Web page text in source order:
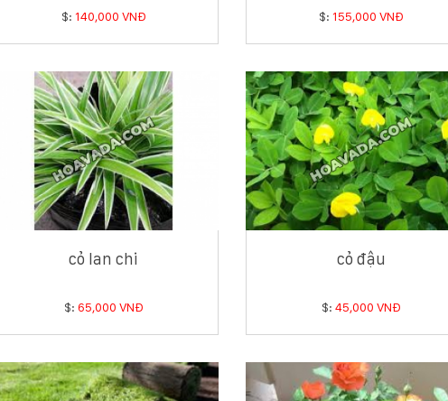
$: 140,000 VNĐ $: 155,000 VNĐ
cỏ lan chi
$: 65,000 VNĐ
cỏ đậu
$: 45,000 VNĐ